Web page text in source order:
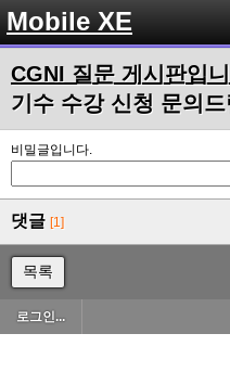
Mobile XE
CGNI 질문 게시판입
기수 수강 신청 문의
비밀글입니다.
댓글 [1]
목록
로그인...